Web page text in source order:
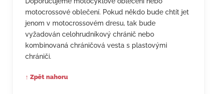
motocrossové oblečení. Pokud někdo bude chtít jet
jenom v motocrossovém dresu, tak bude
vyžadován celohrudníkový chránič nebo
kombinovaná chráničová vesta s plastovými
chrániči.
↑ Zpět nahoru